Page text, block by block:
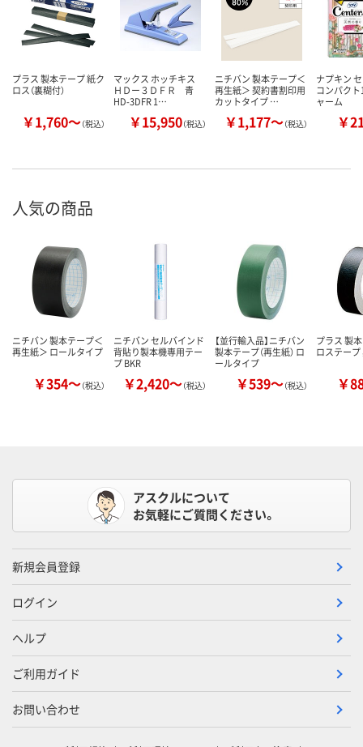
プラス 製本テープ 紙ク
ロス（裏糊付）
￥1,760～（税込）
マックス ホッチキス
ＨＤー３ＤＦＲ 青
HD-3DFR 1…
￥15,950（税込）
ニチバン 製本テープ＜
再生紙＞ 契約書割印用
カットタイプ …
￥1,177～（税込）
ナプキン
コンパクト
ャーム
￥
人気の商品
ニチバン 製本テープ＜
再生紙＞ ロールタイプ
￥354～（税込）
ニチバン セルバインド
背貼り製本機専用テー
プ BKR
￥2,420～（税込）
【並行輸入品】ニチバン
製本テープ（再生紙） ロ
ールタイプ
￥539～（税込）
プラス 製
ロステープ
￥
アスクルについて
お気軽にご質問ください。
新規会員登録
ログイン
ヘルプ
ご利用ガイド
お問い合わせ